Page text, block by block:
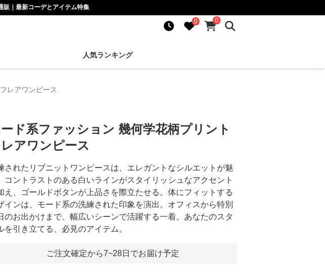
販｜最新コーデとアイテム特集
0
0
人気ランキング
レアワンピース
ド系ファッション 幾何学花柄プリント
アワンピース
されたリブニットワンピースは、エレガントなシルエットが魅
コントラストのある白いラインがスタイリッシュなアクセント
え、ゴールドボタンが上品さを際立たせる。体にフィットする
インは、モード系の洗練された印象を演出。オフィスから特別
のお出かけまで、幅広いシーンで活躍する一着。あなたのスタ
を引き立てる、必見のアイテム。
ご注文確定から7~28日でお届け予定